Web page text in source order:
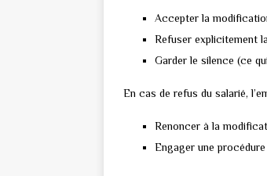
Accepter la
Refuser explicitement
Garder le silence (ce
En cas de refus du salarié,
Renoncer à la
Engager une